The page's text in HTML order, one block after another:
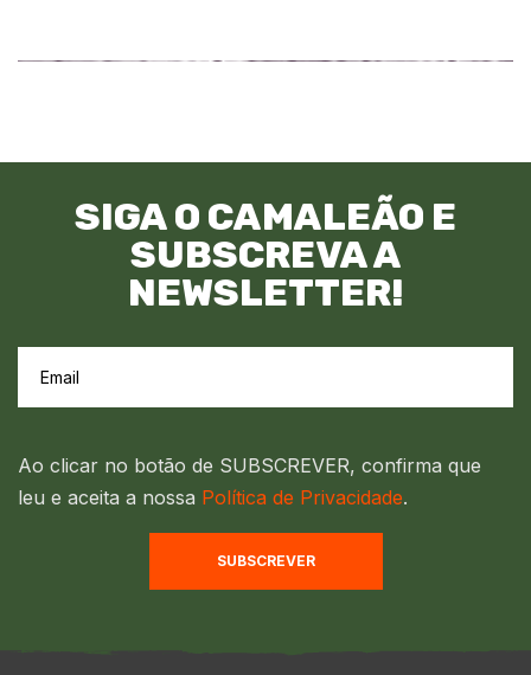
SIGA O CAMALEÃO E
SUBSCREVA A
NEWSLETTER!
Ao clicar no botão de SUBSCREVER, confirma que
leu e aceita a nossa Política de Privacidade.
SUBSCREVER